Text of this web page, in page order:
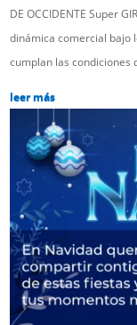
DE OCCIDENTE Super
dinámica comercial bajo
cumplan las condiciones
leer más